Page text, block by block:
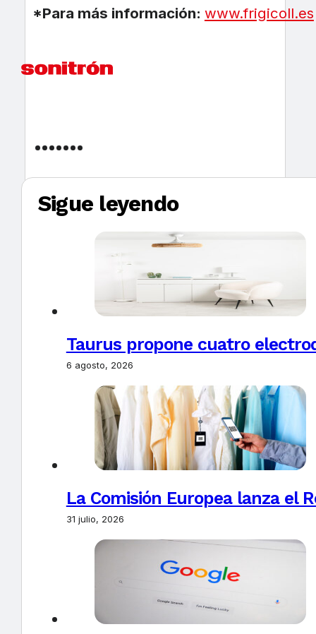
*Para más información: www.frigicoll.es
Sigue leyendo
Taurus propone cuatro
6 agosto, 2026
La Comisión Europea lanza el
31 julio, 2026